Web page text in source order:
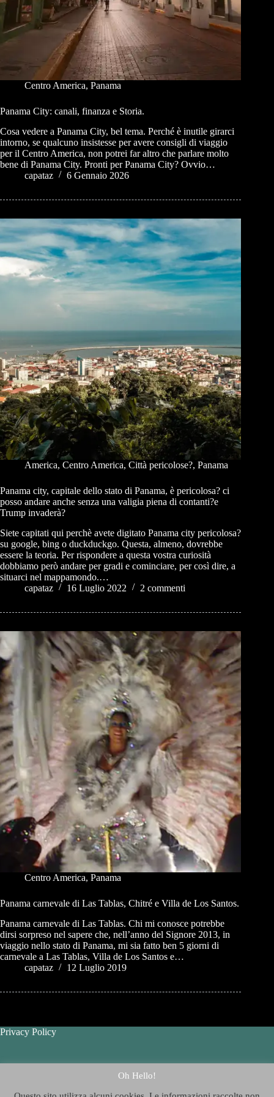
Centro America, Panama
Panama City: canali, finanza e Storia.
Cosa vedere a Panama City, bel tema. Perché è inutile girarci
intorno, se qualcuno insistesse per avere consigli di viaggio
per il Centro America, non potrei far altro che parlare molto
bene di Panama City. Pronti per Panama City? Ovvio…
capataz
6 Gennaio 2026
America, Centro America, Città pericolose?, Panama
Panama city, capitale dello stato di Panama, è pericolosa? ci
posso andare anche senza una valigia piena di contanti?e
Trump invaderà?
Siete capitati qui perchè avete digitato Panama city pericolosa?
su google, bing o duckduckgo. Questa, almeno, dovrebbe
essere la teoria. Per rispondere a questa vostra curiosità
dobbiamo però andare per gradi e cominciare, per così dire, a
situarci nel mappamondo.…
capataz
16 Luglio 2022 2 commenti
Centro America, Panama
Panama carnevale di Las Tablas, Chitré e Villa de Los Santos.
Panama carnevale di Las Tablas. Chi mi conosce potrebbe
dirsi sorpreso nel sapere che, nell’anno del Signore 2013, in
viaggio nello stato di Panama, mi sia fatto ben 5 giorni di
carnevale a Las Tablas, Villa de Los Santos e…
capataz
12 Luglio 2019
Privacy Policy
Oh Hello!